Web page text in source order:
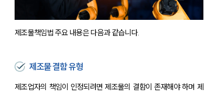
제조물책임법 주요 내용은 다음과 같습니다.
제조물 결함 유형
제조업자의 책임이 인정되려면 제조물의 결함이 존재해야 하며 제